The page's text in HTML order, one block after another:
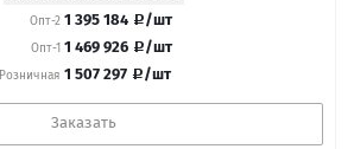
Опт-2 1 395 184 /шт
Опт-1 1 469 926 /шт
Розничная 1 507 297 /шт
Заказать